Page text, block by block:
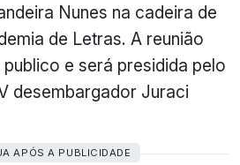
Nunes na cadeira de
de Letras. A reunião
e será presidida pelo
desembargador Juraci
APÓS A PUBLICIDADE